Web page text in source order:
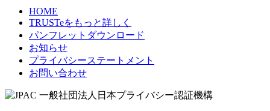
HOME
TRUSTeをもっと詳しく
パンフレットダウンロード
お知らせ
プライバシーステートメント
お問い合わせ